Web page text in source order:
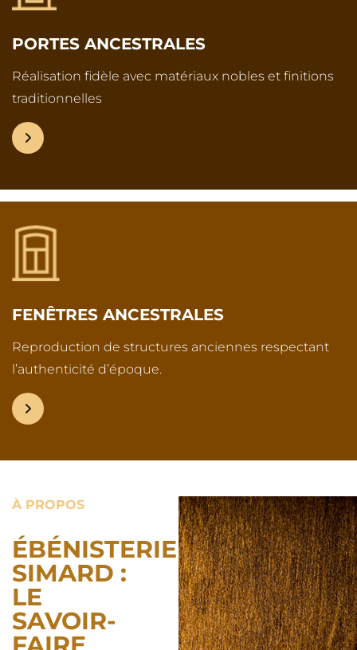
PORTES ANCESTRALES
Réalisation fidèle avec matériaux nobles et finitions
traditionnelles
FENÊTRES ANCESTRALES
Reproduction de structures anciennes respectant
l’authenticité d’époque.
À PROPOS
ÉBÉNISTERIE
SIMARD :
LE
SAVOIR-